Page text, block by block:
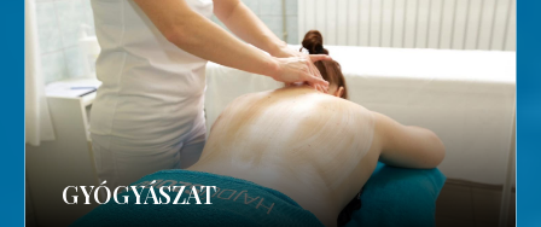
GYÓGYÁSZAT